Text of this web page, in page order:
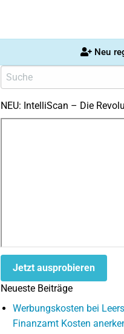
Neu
NEU: IntelliScan – Die
Jetzt ausprobieren
Neueste Beiträge
Werbungskosten bei
Finanzamt Kosten